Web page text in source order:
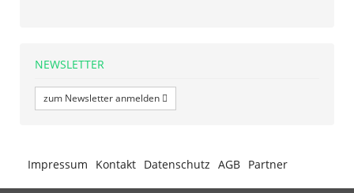
NEWSLETTER
zum Newsletter anmelden
Impressum Kontakt Datenschutz AGB Partner